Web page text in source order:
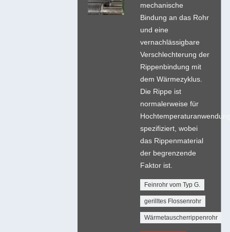
mechanische
Bindung an das Rohr
und eine
vernachlässigbare
Verschlechterung der
Rippenbindung mit
dem Wärmezyklus.
Die Rippe ist
normalerweise für
spezifiziert, wobei
das Rippenmaterial
der begrenzende
Faktor ist.
Feinrohr vom Typ G.
gerilltes Flossenrohr
Wärmetauscherrippenrohr